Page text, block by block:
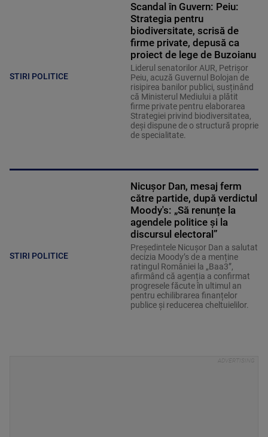
STIRI POLITICE
Scandal în Guvern: Peiu:
Strategia pentru
biodiversitate, scrisă de
firme private, depusă ca
proiect de lege de Buzoianu
Liderul senatorilor AUR, Petrișor
Peiu, acuză Guvernul Bolojan de
risipirea banilor publici, susținând
că Ministerul Mediului a plătit
firme private pentru elaborarea
Strategiei privind biodiversitatea,
deși dispune de o structură proprie
de specialitate.
STIRI POLITICE
Nicușor Dan, mesaj ferm
către partide, după verdictul
Moody's: „Să renunțe la
agendele politice şi la
discursul electoral”
Președintele Nicușor Dan a salutat
decizia Moody’s de a menține
ratingul României la „Baa3”,
afirmând că agenția a confirmat
progresele făcute în ultimul an
pentru echilibrarea finanțelor
publice și reducerea cheltuielilor.